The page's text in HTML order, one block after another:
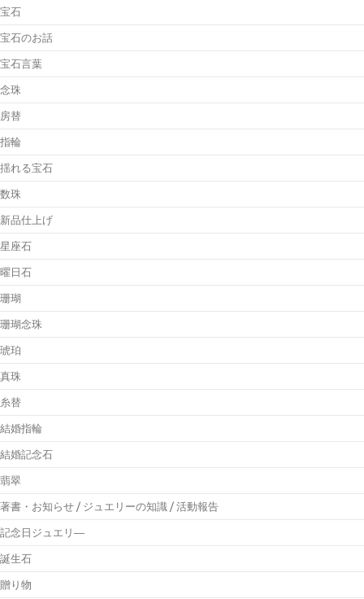
宝石
宝石のお話
宝石言葉
念珠
房替
指輪
揺れる宝石
数珠
新品仕上げ
星座石
曜日石
珊瑚
珊瑚念珠
琥珀
真珠
糸替
結婚指輪
結婚記念石
翡翠
著書・お知らせ / ジュエリーの知識 / 活動報告
記念日ジュエリ―
誕生石
贈り物